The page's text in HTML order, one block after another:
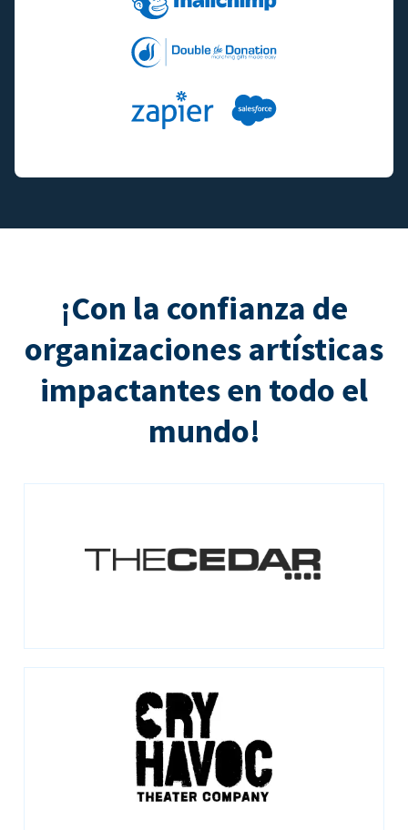
¡Con la confianza de
organizaciones artísticas
impactantes en todo el
mundo!